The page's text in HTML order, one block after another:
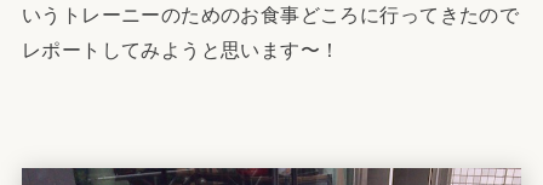
いうトレーニーのためのお食事どころに行ってきたので
レポートしてみようと思います〜！